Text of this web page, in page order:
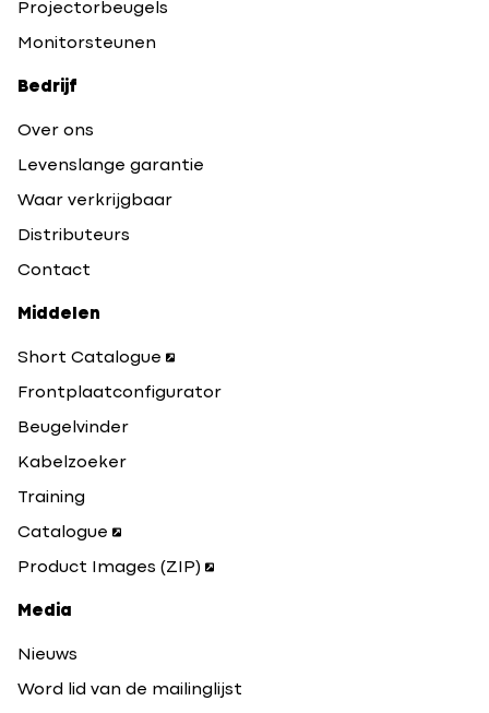
Projectorbeugels
Monitorsteunen
Bedrijf
Over ons
Levenslange garantie
Waar verkrijgbaar
Distributeurs
Contact
Middelen
Short Catalogue
Frontplaatconfigurator
Beugelvinder
Kabelzoeker
Training
Catalogue
Product Images (ZIP)
Media
Nieuws
Word lid van de mailinglijst